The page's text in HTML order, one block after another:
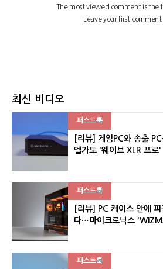
최신 비디오
퍼스트룩
[리뷰] 게임PC와 송출
엘가토 '웨이브 XLR 프로'
퍼스트룩
[리뷰] PC 케이스 안에
다…마이크로닉스
퍼스트룩